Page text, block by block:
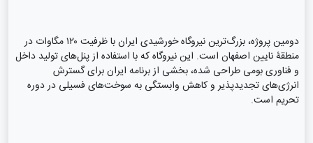
دومین پروژه، بزرگ‌ترین نیروگاه خورشیدی ایران با ظرفیت ۱۲۰ مگاوات در
منطقۀ نایین اصفهان است. این نیروگاه که با استفاده از پنل‌های تولید داخل
و فناوری بومی طراحی شده، بخشی از برنامه ایران برای گسترش
انرژی‌های تجدیدپذیر و کاهش وابستگی به سوخت‌های فسیلی در دوره
تحریم است.